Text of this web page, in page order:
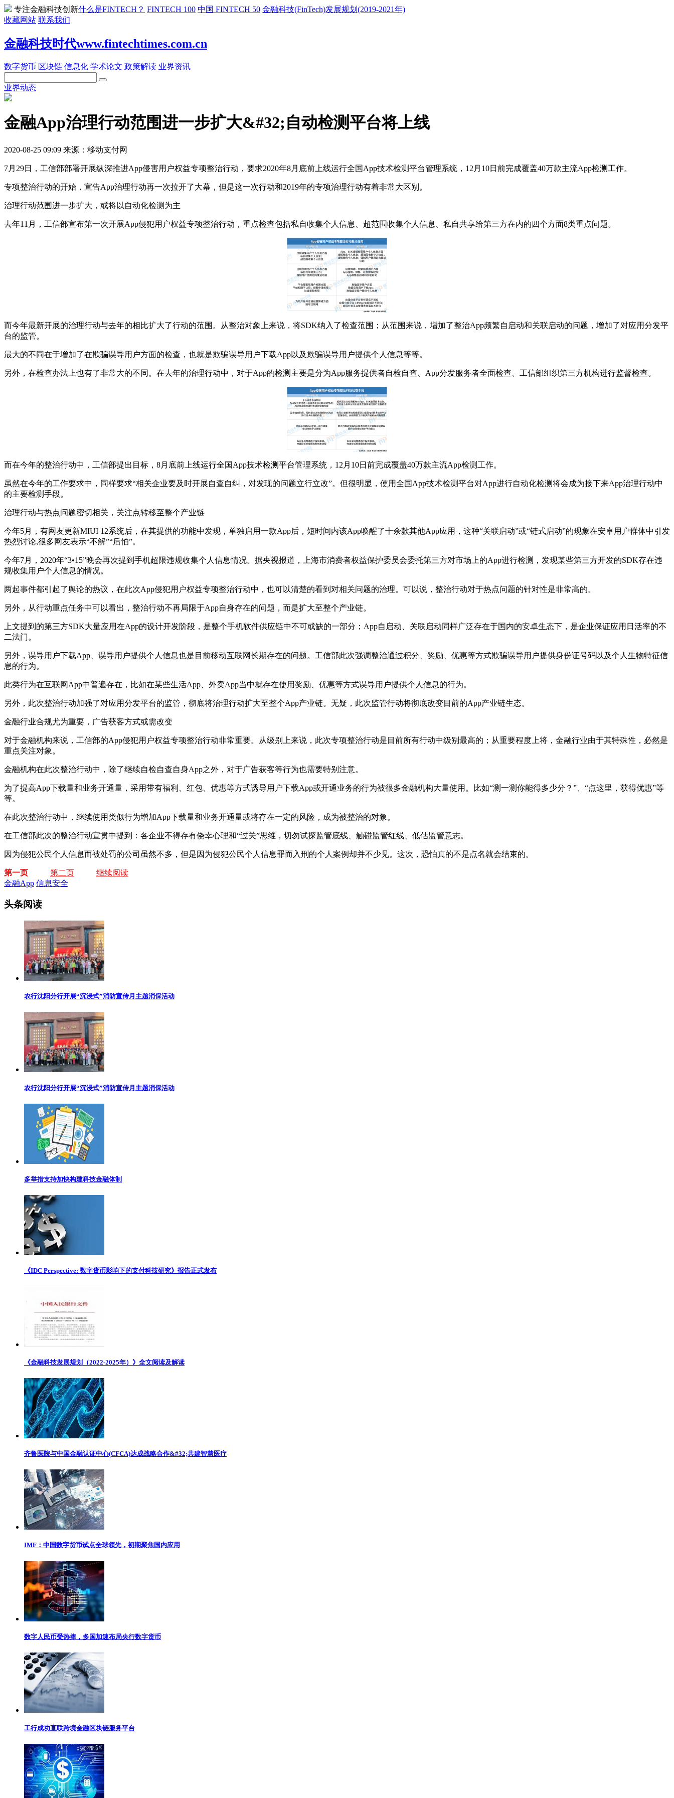
专注金融科技创新什么是FINTECH？ FINTECH 100 中国 FINTECH 50 金融科技(FinTech)发展规划(2019-2021年)
收藏网站 联系我们
金融科技时代www.fintechtimes.com.cn
数字货币 区块链 信息化 学术论文 政策解读 业界资讯
业界动态
金融App治理行动范围进一步扩大&#32;自动检测平台将上线
2020-08-25 09:09 来源：移动支付网
7月29日，工信部部署开展纵深推进App侵害用户权益专项整治行动，要求2020年8月底前上线运行全国App技术检测平台管理系统，12月10日前完成覆盖40万款主流App检测工作。
专项整治行动的开始，宣告App治理行动再一次拉开了大幕，但是这一次行动和2019年的专项治理行动有着非常大区别。
治理行动范围进一步扩大，或将以自动化检测为主
去年11月，工信部宣布第一次开展App侵犯用户权益专项整治行动，重点检查包括私自收集个人信息、超范围收集个人信息、私自共享给第三方在内的四个方面8类重点问题。
而今年最新开展的治理行动与去年的相比扩大了行动的范围。从整治对象上来说，将SDK纳入了检查范围；从范围来说，增加了整治App频繁自启动和关联启动的问题，增加了对应用分发平
台的监管。
最大的不同在于增加了在欺骗误导用户方面的检查，也就是欺骗误导用户下载App以及欺骗误导用户提供个人信息等等。
另外，在检查办法上也有了非常大的不同。在去年的治理行动中，对于App的检测主要是分为App服务提供者自检自查、App分发服务者全面检查、工信部组织第三方机构进行监督检查。
而在今年的整治行动中，工信部提出目标，8月底前上线运行全国App技术检测平台管理系统，12月10日前完成覆盖40万款主流App检测工作。
虽然在今年的工作要求中，同样要求“相关企业要及时开展自查自纠，对发现的问题立行立改”。但很明显，使用全国App技术检测平台对App进行自动化检测将会成为接下来App治理行动中
的主要检测手段。
治理行动与热点问题密切相关，关注点转移至整个产业链
今年5月，有网友更新MIUI 12系统后，在其提供的功能中发现，单独启用一款App后，短时间内该App唤醒了十余款其他App应用，这种“关联启动”或“链式启动”的现象在安卓用户群体中引发
热烈讨论,很多网友表示“不解”“后怕”。
今年7月，2020年“3•15”晚会再次提到手机超限违规收集个人信息情况。据央视报道，上海市消费者权益保护委员会委托第三方对市场上的App进行检测，发现某些第三方开发的SDK存在违
规收集用户个人信息的情况。
两起事件都引起了舆论的热议，在此次App侵犯用户权益专项整治行动中，也可以清楚的看到对相关问题的治理。可以说，整治行动对于热点问题的针对性是非常高的。
另外，从行动重点任务中可以看出，整治行动不再局限于App自身存在的问题，而是扩大至整个产业链。
上文提到的第三方SDK大量应用在App的设计开发阶段，是整个手机软件供应链中不可或缺的一部分；App自启动、关联启动同样广泛存在于国内的安卓生态下，是企业保证应用日活率的不
二法门。
另外，误导用户下载App、误导用户提供个人信息也是目前移动互联网长期存在的问题。工信部此次强调整治通过积分、奖励、优惠等方式欺骗误导用户提供身份证号码以及个人生物特征信
息的行为。
此类行为在互联网App中普遍存在，比如在某些生活App、外卖App当中就存在使用奖励、优惠等方式误导用户提供个人信息的行为。
另外，此次整治行动加强了对应用分发平台的监管，彻底将治理行动扩大至整个App产业链。无疑，此次监管行动将彻底改变目前的App产业链生态。
金融行业合规尤为重要，广告获客方式或需改变
对于金融机构来说，工信部的App侵犯用户权益专项整治行动非常重要。从级别上来说，此次专项整治行动是目前所有行动中级别最高的；从重要程度上将，金融行业由于其特殊性，必然是
重点关注对象。
金融机构在此次整治行动中，除了继续自检自查自身App之外，对于广告获客等行为也需要特别注意。
为了提高App下载量和业务开通量，采用带有福利、红包、优惠等方式诱导用户下载App或开通业务的行为被很多金融机构大量使用。比如“测一测你能得多少分？”、“点这里，获得优惠”等
等。
在此次整治行动中，继续使用类似行为增加App下载量和业务开通量或将存在一定的风险，成为被整治的对象。
在工信部此次的整治行动宣贯中提到：各企业不得存有侥幸心理和“过关”思维，切勿试探监管底线、触碰监管红线、低估监管意志。
因为侵犯公民个人信息而被处罚的公司虽然不多，但是因为侵犯公民个人信息罪而入刑的个人案例却并不少见。这次，恐怕真的不是点名就会结束的。
第一页 第二页
继续阅读
金融App 信息安全
头条阅读
农行沈阳分行开展“沉浸式”消防宣传月主题消保活动
农行沈阳分行开展“沉浸式”消防宣传月主题消保活动
多举措支持加快构建科技金融体制
《IDC Perspective: 数字货币影响下的支付科技研究》报告正式发布
《金融科技发展规划（2022-2025年）》全文阅读及解读
齐鲁医院与中国金融认证中心(CFCA)达成战略合作&#32;共建智慧医疗
IMF：中国数字货币试点全球领先，初期聚焦国内应用
数字人民币受热捧，多国加速布局央行数字货币
工行成功直联跨境金融区块链服务平台